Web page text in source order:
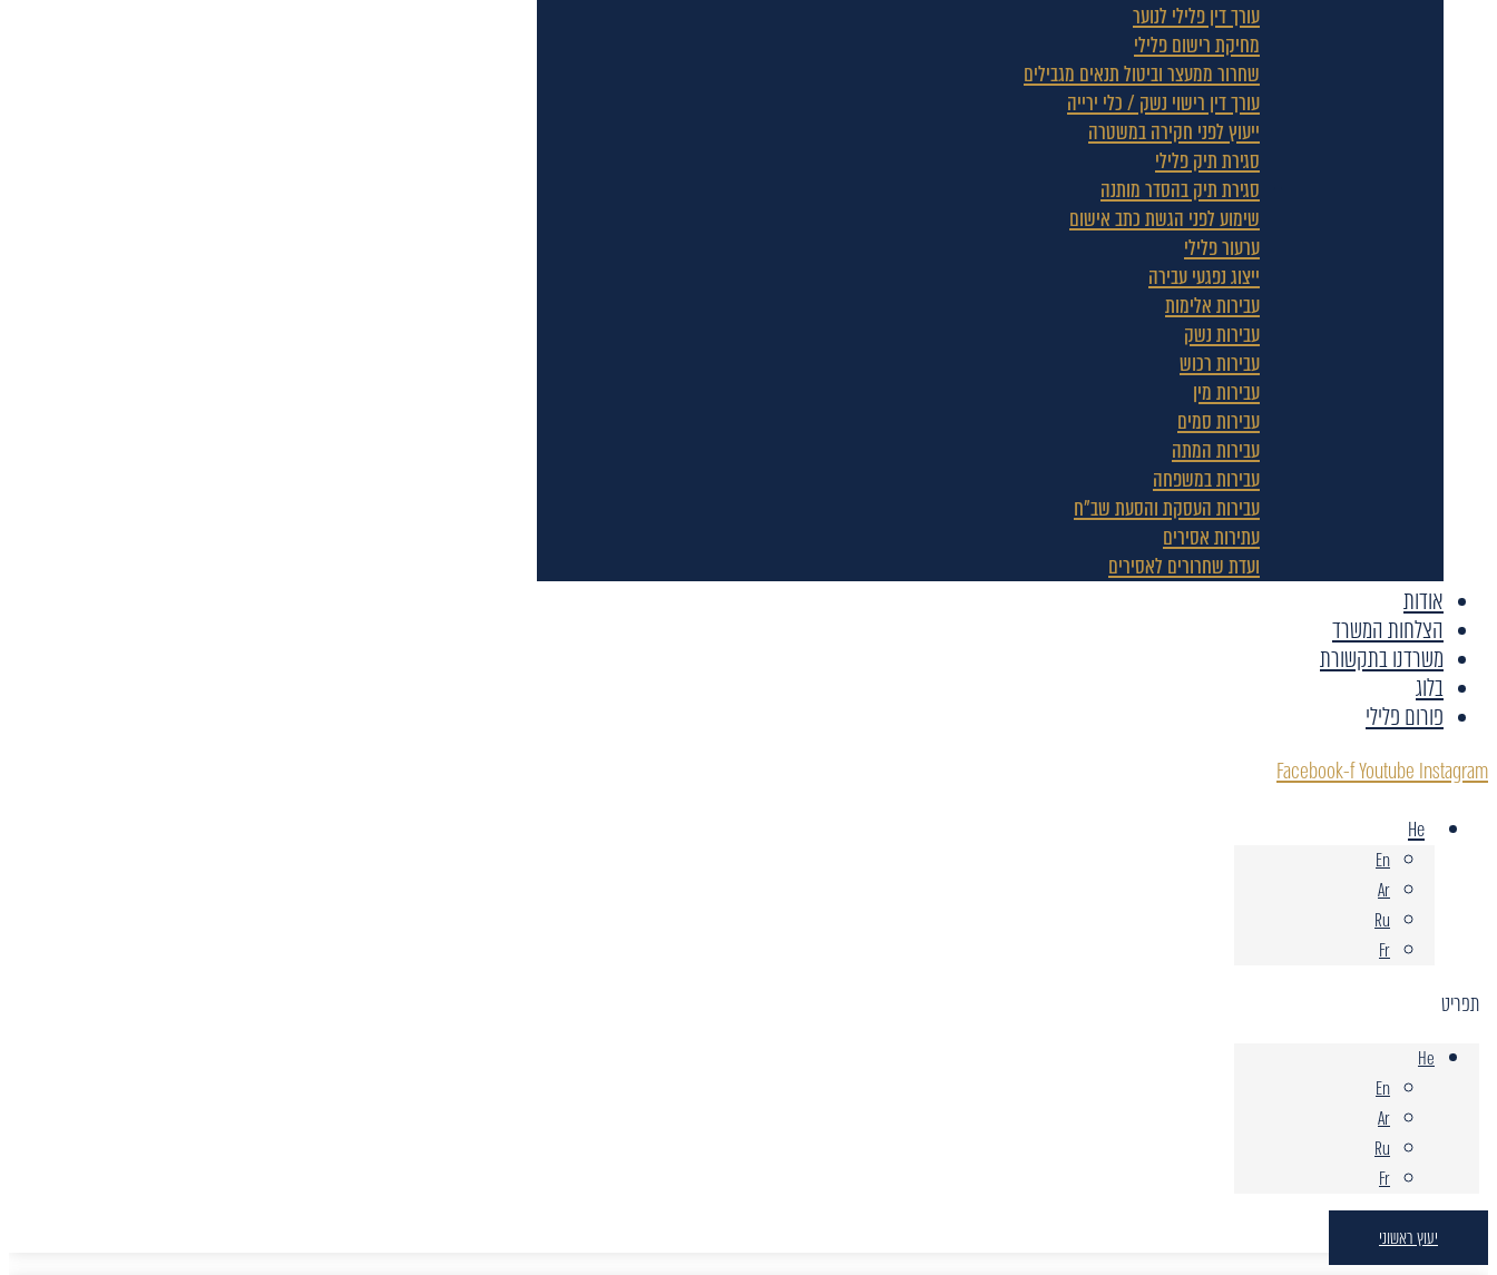
עורך דין פלילי לנוער
מחיקת רישום פלילי
שחרור ממעצר וביטול תנאים מגבילים
עורך דין רישוי נשק / כלי ירייה
ייעוץ לפני חקירה במשטרה
סגירת תיק פלילי
סגירת תיק בהסדר מותנה
שימוע לפני הגשת כתב אישום
ערעור פלילי
ייצוג נפגעי עבירה
עבירות אלימות
עבירות נשק
עבירות רכוש
עבירות מין
עבירות סמים
עבירות המתה
עבירות במשפחה
עבירות העסקת והסעת שב"ח
עתירות אסירים
ועדת שחרורים לאסירים
אודות
הצלחות המשרד
משרדנו בתקשורת
בלוג
פורום פלילי
Facebook-fYoutube Instagram
He
En
Ar
Ru
Fr
תפריט
He
En
Ar
Ru
Fr
יעוץ ראשוני